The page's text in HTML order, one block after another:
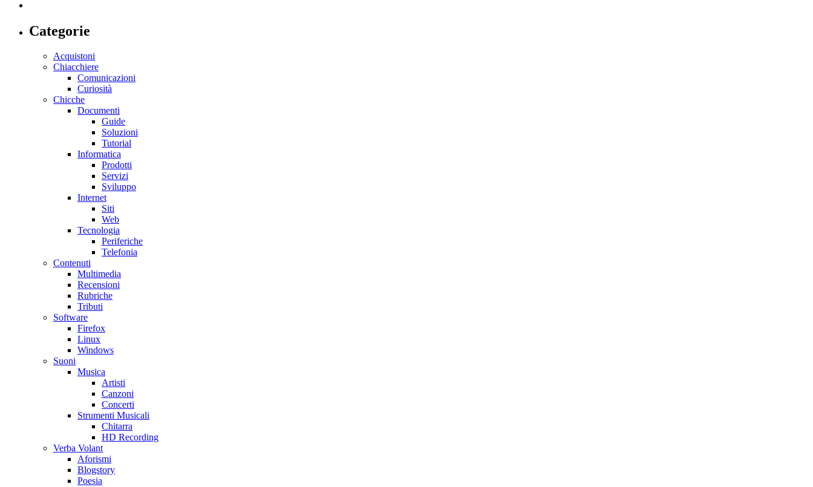
Categorie
Acquistoni
Chiacchiere
Comunicazioni
Curiosità
Chicche
Documenti
Guide
Soluzioni
Tutorial
Informatica
Prodotti
Servizi
Sviluppo
Internet
Siti
Web
Tecnologia
Periferiche
Telefonia
Contenuti
Multimedia
Recensioni
Rubriche
Tributi
Software
Firefox
Linux
Windows
Suoni
Musica
Artisti
Canzoni
Concerti
Strumenti Musicali
Chitarra
HD Recording
Verba Volant
Aforismi
Blogstory
Poesia